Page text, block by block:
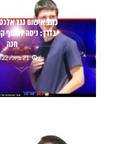
כתב אישום נגד
בדרך: ניסה לחטוף
חנה
21 ביולי 2022